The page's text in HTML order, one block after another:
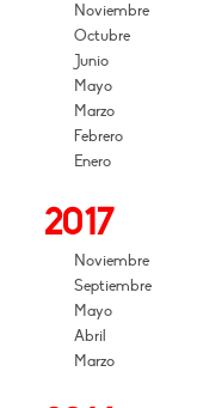
Noviembre
Octubre
Junio
Mayo
Marzo
Febrero
Enero
2017
Noviembre
Septiembre
Mayo
Abril
Marzo